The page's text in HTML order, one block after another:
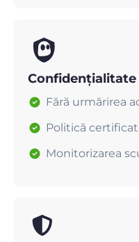
Fără urmărirea
Politică
Monitorizarea